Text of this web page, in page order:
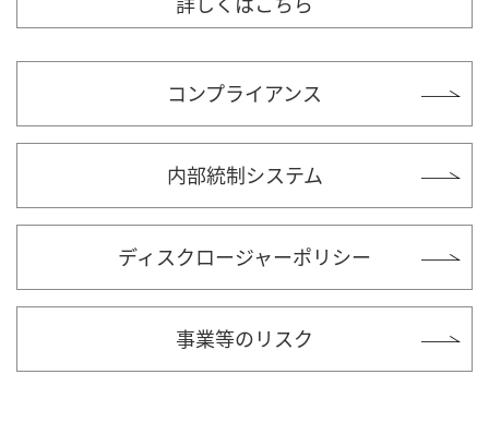
コンプライアンス
内部統制システム
ディスクロージャーポリシー
事業等のリスク